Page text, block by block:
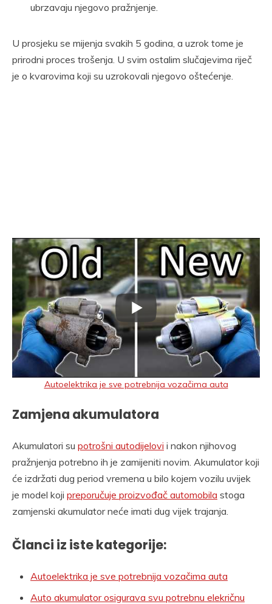
ubrzavaju njegovo pražnjenje.
U prosjeku se mijenja svakih 5 godina, a uzrok tome je
prirodni proces trošenja. U svim ostalim slučajevima riječ
je o kvarovima koji su uzrokovali njegovo oštećenje.
Autoelektrika je sve potrebnija vozačima auta
Zamjena akumulatora
Akumulatori su potrošni autodijelovi i nakon njihovog
pražnjenja potrebno ih je zamijeniti novim. Akumulator koji
će izdržati dug period vremena u bilo kojem vozilu uvijek
je model koji preporučuje proizvođač automobila stoga
zamjenski akumulator neće imati dug vijek trajanja.
Članci iz iste kategorije:
Autoelektrika je sve potrebnija vozačima auta
Auto akumulator osigurava svu potrebnu elekričnu